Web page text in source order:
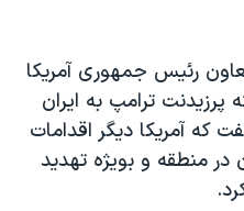
رئیس جمهوری آمریکا
ترامپ به ایران
که آمریکا دیگر اقدامات
در منطقه و بویژه تهدید